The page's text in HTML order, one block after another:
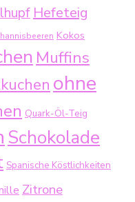
Hefeteig
Kokos
Muffins
ohne
Quark-Öl-Teig
Schokolade
Spanische Köstlichkeiten
Zitrone